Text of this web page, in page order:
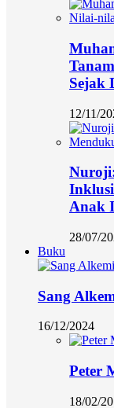
Sejak
12/11/
Anak
28/07/
Buku
Sang
16/12/2024
Peter
18/02/